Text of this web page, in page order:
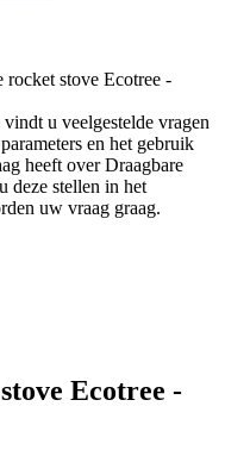
-
stove Ecotree -